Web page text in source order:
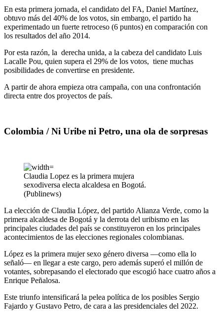
En esta primera jornada, el candidato del FA, Daniel Martínez,
obtuvo más del 40% de los votos, sin embargo, el partido ha
experimentado un fuerte retroceso (6 puntos) en comparación con
los resultados del año 2014.
Por esta razón, la derecha unida, a la cabeza del candidato Luis
Lacalle Pou, quien supera el 29% de los votos, tiene muchas
posibilidades de convertirse en presidente.
A partir de ahora empieza otra campaña, con una confrontación
directa entre dos proyectos de país.
Colombia / Ni Uribe ni Petro, una ola de sorpresas
Claudia Lopez es la primera mujera
sexodiversa electa alcaldesa en Bogotá.
(Publinews)
La elección de Claudia López, del partido Alianza Verde, como la
primera alcaldesa de Bogotá y la derrota del uribismo en las
principales ciudades del país se constituyeron en los principales
acontecimientos de las elecciones regionales colombianas.
López es la primera mujer sexo género diversa —como ella lo
señaló— en llegar a este cargo, pero además superó el millón de
votantes, sobrepasando el electorado que escogió hace cuatro años a
Enrique Peñalosa.
Este triunfo intensificará la pelea política de los posibles Sergio
Fajardo y Gustavo Petro, de cara a las presidenciales del 2022.